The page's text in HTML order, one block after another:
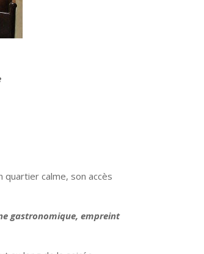
quartier calme, son accès
gastronomique, empreint